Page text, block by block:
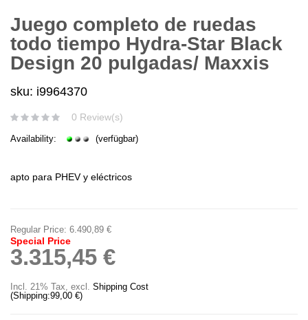
Juego completo de ruedas
todo tiempo Hydra-Star Black
Design 20 pulgadas/ Maxxis
sku: i9964370
0 Review(s)
Availability: (verfügbar)
apto para PHEV y eléctricos
Regular Price: 6.490,89 €
Special Price
3.315,45 €
Incl. 21% Tax, excl. Shipping Cost
(Shipping:99,00 €)